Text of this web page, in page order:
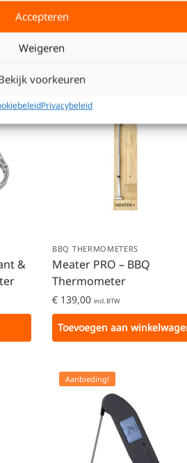
Accepteren
Weigeren
voorkeuren
Privacybeleid
Thermometers,Keij Accessoires
,Keij Accessoires
&
BBQ THERMOMETERS
Meater PRO – BBQ
Thermometer
€ 139,00 incl. BTW
Toevoegen aan
Aanbieding!